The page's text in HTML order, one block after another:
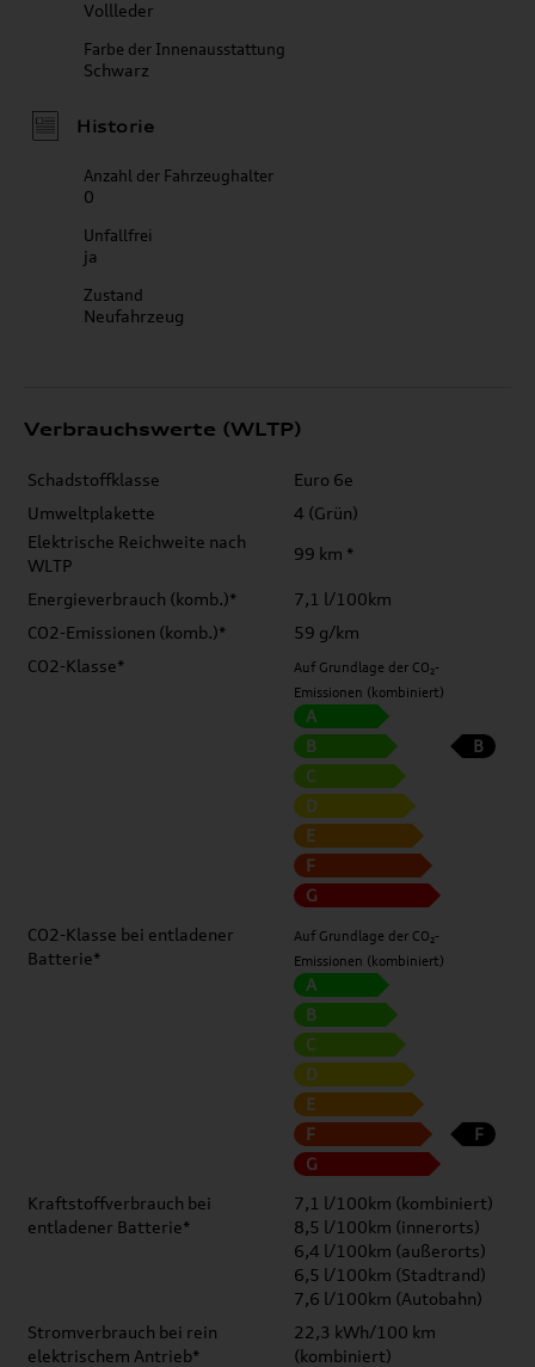
Vollleder
Farbe der Innenausstattung
Schwarz
Historie
Anzahl der Fahrzeughalter
0
Unfallfrei
ja
Zustand
Neufahrzeug
Verbrauchswerte (WLTP)
Schadstoffklasse
Euro 6e
Umweltplakette
4 (Grün)
Elektrische Reichweite nach
WLTP
99 km *
Energieverbrauch (komb.)*
7,1 l/100km
CO2-Emissionen (komb.)*
59 g/km
CO2-Klasse*
Auf Grundlage der CO₂-
Emissionen (kombiniert)
A
B
C
D
E
F
G
B
CO2-Klasse bei entladener
Batterie*
Auf Grundlage der CO₂-
Emissionen (kombiniert)
A
B
C
D
E
F
G
F
Kraftstoffverbrauch bei
entladener Batterie*
7,1 l/100km (kombiniert)
8,5 l/100km (innerorts)
6,4 l/100km (außerorts)
6,5 l/100km (Stadtrand)
7,6 l/100km (Autobahn)
Stromverbrauch bei rein
elektrischem Antrieb*
22,3 kWh/100 km
(kombiniert)